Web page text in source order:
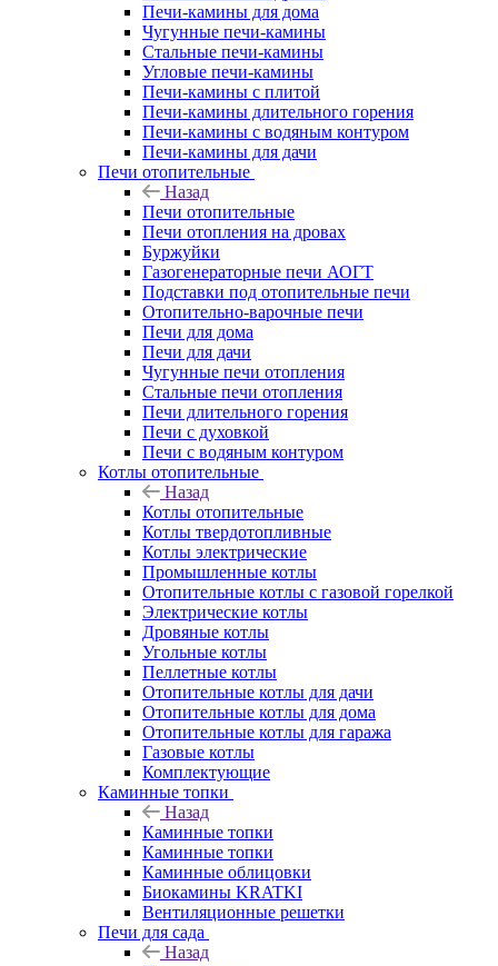
Печи-камины для дома
Чугунные печи-камины
Стальные печи-камины
Угловые печи-камины
Печи-камины с плитой
Печи-камины длительного горения
Печи-камины с водяным контуром
Печи-камины для дачи
Печи отопительные
Назад
Печи отопительные
Печи отопления на дровах
Буржуйки
Газогенераторные печи АОГТ
Подставки под отопительные печи
Отопительно-варочные печи
Печи для дома
Печи для дачи
Чугунные печи отопления
Стальные печи отопления
Печи длительного горения
Печи с духовкой
Печи с водяным контуром
Котлы отопительные
Назад
Котлы отопительные
Котлы твердотопливные
Котлы электрические
Промышленные котлы
Отопительные котлы с газовой горелкой
Электрические котлы
Дровяные котлы
Угольные котлы
Пеллетные котлы
Отопительные котлы для дачи
Отопительные котлы для дома
Отопительные котлы для гаража
Газовые котлы
Комплектующие
Каминные топки
Назад
Каминные топки
Каминные топки
Каминные облицовки
Биокамины KRATKI
Вентиляционные решетки
Печи для сада
Назад